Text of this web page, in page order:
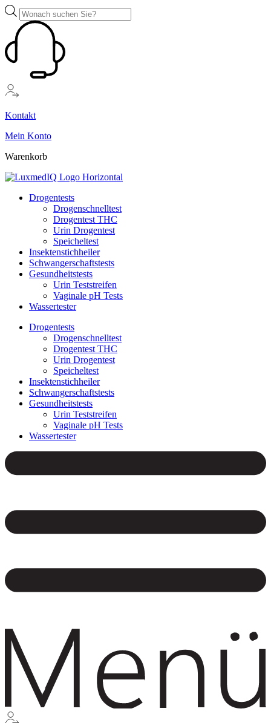
Zum
Inhalt
springen
Products
search
Kontakt
Mein Konto
Warenkorb
Drogentests
Drogenschnelltest
Drogentest THC
Urin Drogentest
Speicheltest
Insektenstichheiler
Schwangerschaftstests
Gesundheitstests
Urin Teststreifen
Vaginale pH Tests
Wassertester
Drogentests
Drogenschnelltest
Drogentest THC
Urin Drogentest
Speicheltest
Insektenstichheiler
Schwangerschaftstests
Gesundheitstests
Urin Teststreifen
Vaginale pH Tests
Wassertester